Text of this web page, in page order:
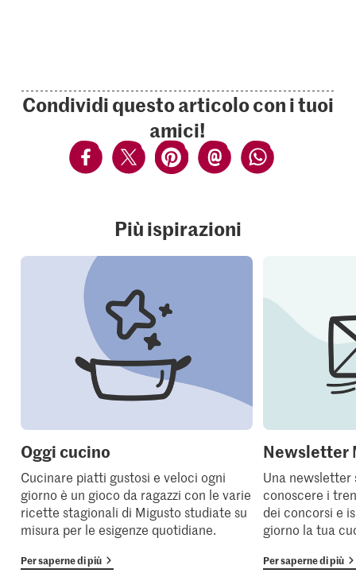
Condividi questo articolo con i tuoi
amici!
Più ispirazioni
Oggi cucino
Cucinare piatti gustosi e veloci ogni
giorno è un gioco da ragazzi con le varie
ricette stagionali di Migusto studiate su
misura per le esigenze quotidiane.
Per saperne di più
Newsletter
Una
conoscere i
dei concorsi e
giorno la tua
Per saperne di più